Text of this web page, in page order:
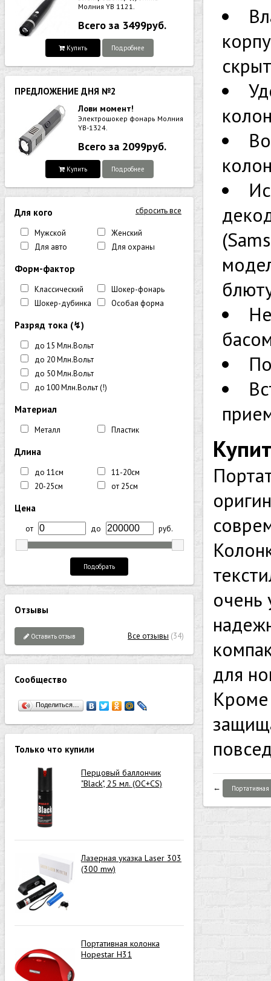
Молния YB 1121.
Всего за 3499руб.
Купить Подробнее
ПРЕДЛОЖЕНИЕ ДНЯ №2
Лови момент!
Электрошокер фонарь Молния
YB-1324.
Всего за 2099руб.
Купить Подробнее
сбросить все
Для кого
Мужской
Женский
Для авто
Для охраны
Форм-фактор
Классический
Шокер-фонарь
Шокер-дубинка
Особая форма
Разряд тока (↯)
до 15 Млн.Вольт
до 20 Млн.Вольт
до 50 Млн.Вольт
до 100 Млн.Вольт (!)
Материал
Металл Пластик
Длина
до 11см
11-20см
20-25см
от 25см
Цена
от до руб.
Подобрать
Отзывы
Оставить отзыв Все отзывы (34)
Сообщество
Поделиться…
Только что купили
Перцовый баллончик
"Black", 25 мл. (OC+CS)
Лазерная указка Laser 303
(300 mw)
Портативная колонка
Hopestar H31
очень
для
Кроме
←